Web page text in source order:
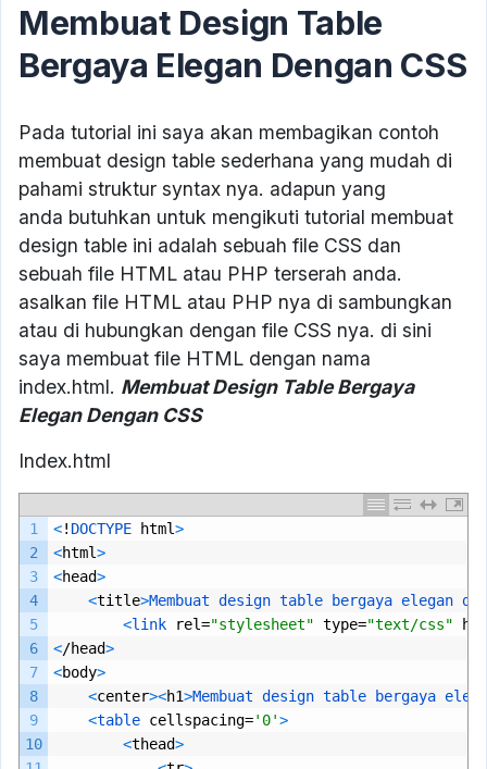
Membuat Design Table
Bergaya Elegan Dengan CSS
Pada tutorial ini saya akan membagikan contoh
membuat design table sederhana yang mudah di
pahami struktur syntax nya. adapun yang
anda butuhkan untuk mengikuti tutorial membuat
design table ini adalah sebuah file CSS dan
sebuah file HTML atau PHP terserah anda.
asalkan file HTML atau PHP nya di sambungkan
atau di hubungkan dengan file CSS nya. di sini
saya membuat file HTML dengan nama
index.html. Membuat Design Table Bergaya
Elegan Dengan CSS
Index.html
1
2
3
4
5
6
7
8
9
10
<! DOCTYPE html>
<html>
<head>
<title>Membuat design table bergaya elegan
<link rel="stylesheet" type="text/css"
</head>
<body>
<center><h1>Membuat design table bergaya
<table cellspacing='0'>
<thead>